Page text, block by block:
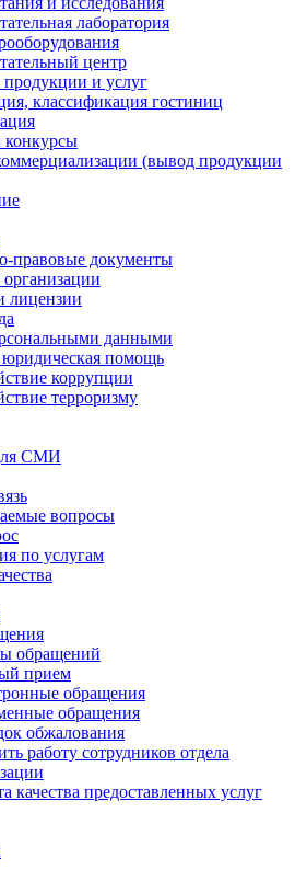
лаборатория
центр
продукции и услуг
классификация гостиниц
конкурсы
(вывод продукции
правовые документы
лицензии
данными
юридическая помощь
коррупции
терроризму
СМИ
вопросы
по услугам
обращений
прием
обращения
обращения
обжалования
работу сотрудников отдела
качества предоставленных услуг